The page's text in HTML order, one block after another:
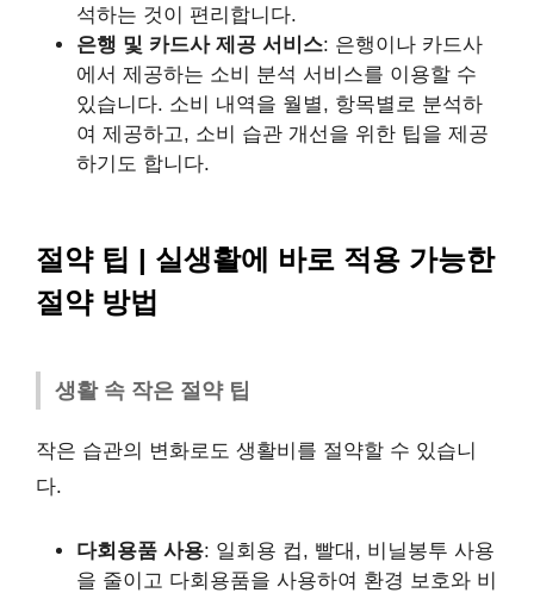
석하는 것이 편리합니다.
은행 및 카드사 제공 서비스: 은행이나 카드사
에서 제공하는 소비 분석 서비스를 이용할 수
있습니다. 소비 내역을 월별, 항목별로 분석하
여 제공하고, 소비 습관 개선을 위한 팁을 제공
하기도 합니다.
절약 팁 | 실생활에 바로 적용 가능한
절약 방법
생활 속 작은 절약 팁
작은 습관의 변화로도 생활비를 절약할 수 있습니
다.
다회용품 사용: 일회용 컵, 빨대, 비닐봉투 사용
을 줄이고 다회용품을 사용하여 환경 보호와 비